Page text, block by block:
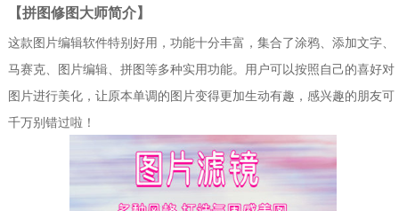
【拼图修图大师简介】
这款图片编辑软件特别好用，功能十分丰富，集合了涂鸦、添加文字、
马赛克、图片编辑、拼图等多种实用功能。用户可以按照自己的喜好对
图片进行美化，让原本单调的图片变得更加生动有趣，感兴趣的朋友可
千万别错过啦！